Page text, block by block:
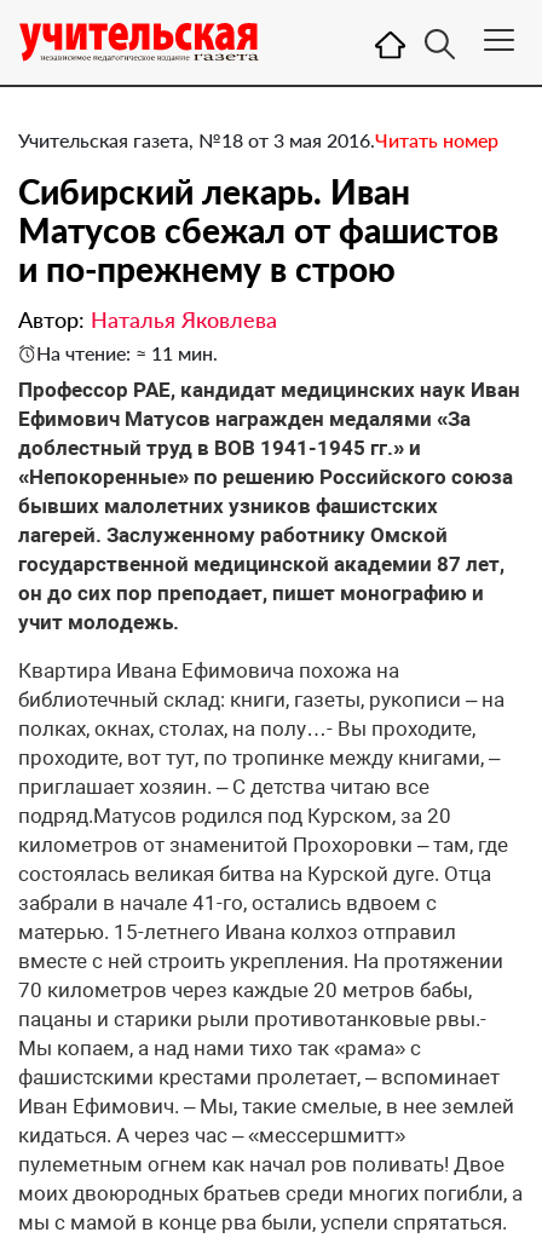
Учительская газета, №18 от 3 мая 2016.Читать номер
Сибирский лекарь. Иван
Матусов сбежал от фашистов
и по-прежнему в строю
Автор: Наталья Яковлева
На чтение: ≈ 11 мин.
Профессор РАЕ, кандидат медицинских наук Иван
Ефимович Матусов награжден медалями «За
доблестный труд в ВОВ 1941-1945 гг.» и
«Непокоренные» по решению Российского союза
бывших малолетних узников фашистских
лагерей. Заслуженному работнику Омской
государственной медицинской академии 87 лет,
он до сих пор преподает, пишет монографию и
учит молодежь.
Квартира Ивана Ефимовича похожа на
библиотечный склад: книги, газеты, рукописи – на
полках, окнах, столах, на полу…- Вы проходите,
проходите, вот тут, по тропинке между книгами, –
приглашает хозяин. – С детства читаю все
подряд.Матусов родился под Курском, за 20
километров от знаменитой Прохоровки – там, где
состоялась великая битва на Курской дуге. Отца
забрали в начале 41-го, остались вдвоем с
матерью. 15-летнего Ивана колхоз отправил
вместе с ней строить укрепления. На протяжении
70 километров через каждые 20 метров бабы,
пацаны и старики рыли противотанковые рвы.-
Мы копаем, а над нами тихо так «рама» с
фашистскими крестами пролетает, – вспоминает
Иван Ефимович. – Мы, такие смелые, в нее землей
кидаться. А через час – «мессершмитт»
пулеметным огнем как начал ров поливать! Двое
моих двоюродных братьев среди многих погибли, а
мы с мамой в конце рва были, успели спрятаться.